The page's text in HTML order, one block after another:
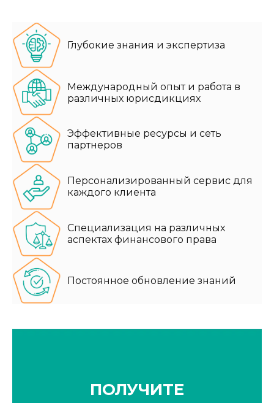
Глубокие знания и экспертиза
Международный опыт и работа в
различных юрисдикциях
Эффективные ресурсы и сеть
партнеров
Персонализированный сервис для
каждого клиента
Специализация на различных
аспектах финансового права
Постоянное обновление знаний
ПОЛУЧИТЕ